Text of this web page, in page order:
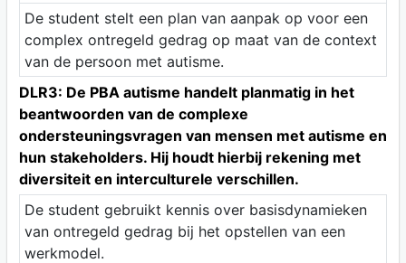
De student stelt een plan van aanpak op voor een
complex ontregeld gedrag op maat van de context
van de persoon met autisme.
DLR3: De PBA autisme handelt planmatig in het
beantwoorden van de complexe
ondersteuningsvragen van mensen met autisme en
hun stakeholders. Hij houdt hierbij rekening met
diversiteit en interculturele verschillen.
De student gebruikt kennis over basisdynamieken
van ontregeld gedrag bij het opstellen van een
werkmodel.